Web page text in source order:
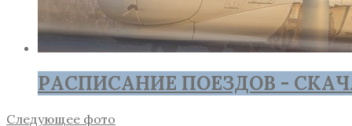
РАСПИСАНИЕ ПОЕЗДОВ -
Следующее фото